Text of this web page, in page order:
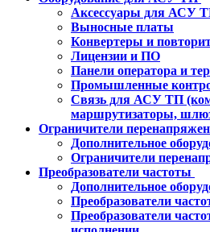
Аксессуары для АСУ
Выносные платы
Конвертеры и
Лицензии и ПО
Панели оператора и
Промышленные
Связь для АСУ ТП
маршрутизаторы,
Ограничители
Дополнительное
Ограничители
Преобразователи частоты
Дополнительное
Преобразователи
Преобразователи